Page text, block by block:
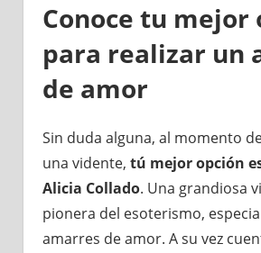
Conoce tu mejor
para realizar un
de amor
Sin duda alguna, al momento
una vidente, tú mejor opción
Alicia Collado. Una grandiosa
pionera del esoterismo,
amarres de amor. A su vez